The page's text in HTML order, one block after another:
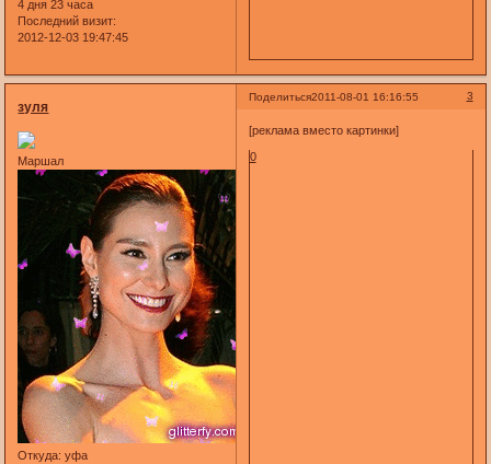
4 дня 23 часа
Последний визит:
2012-12-03 19:47:45
Поделиться 3
2011-08-01 16:16:55
зуля
Маршал
Откуда: уфа
[реклама вместо картинки]
0